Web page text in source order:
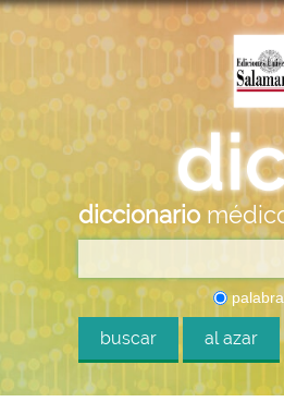
diccionario
buscar al azar